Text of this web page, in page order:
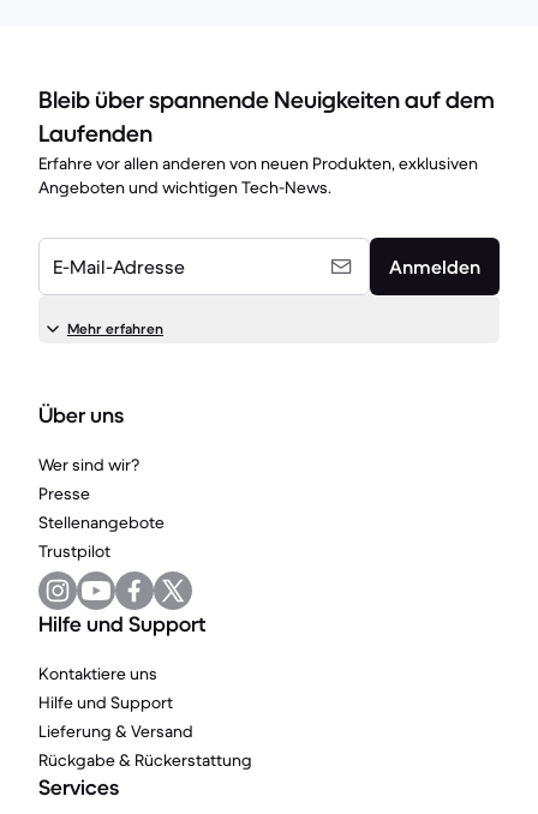
Bleib über spannende Neuigkeiten auf dem
Laufenden
Erfahre vor allen anderen von neuen Produkten, exklusiven
Angeboten und wichtigen Tech-News.
E-Mail-Adresse Anmelden
Mehr erfahren
Über uns
Wer sind wir?
Presse
Stellenangebote
Trustpilot
Hilfe und Support
Kontaktiere uns
Hilfe und Support
Lieferung & Versand
Rückgabe & Rückerstattung
Services